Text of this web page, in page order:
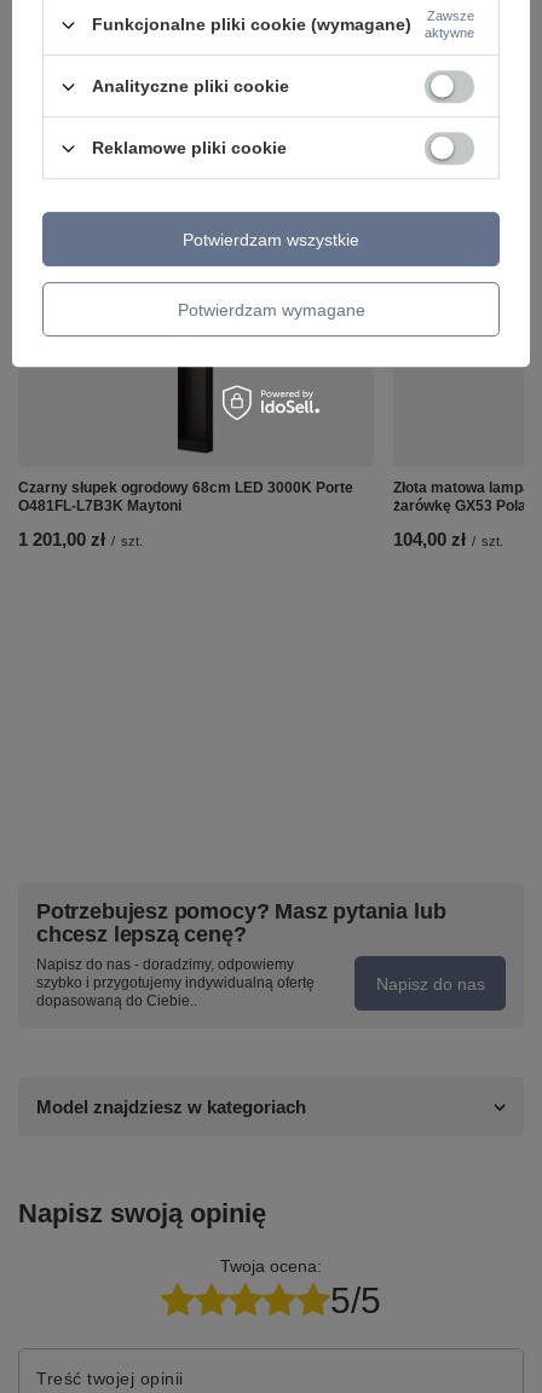
ZOBACZ RÓWNIEŻ
Czarny słupek ogrodowy 68cm LED 3000K Porte
O481FL-L7B3K Maytoni
1 201,00 zł / szt.
Złota matowa lampa
żarówkę GX53 Polar
104,00 zł / szt.
Potrzebujesz pomocy? Masz pytania lub
chcesz lepszą cenę?
Napisz do nas - doradzimy, odpowiemy
szybko i przygotujemy indywidualną ofertę
dopasowaną do Ciebie..
Napisz do nas
Model znajdziesz w kategoriach
Napisz swoją opinię
Twoja ocena:
5/5
Treść twojej opinii
Funkcjonalne pliki cookie (wymagane)
Zawsze
aktywne
Analityczne pliki cookie
Reklamowe pliki cookie
Potwierdzam wymagane
Potwierdzam wszystkie